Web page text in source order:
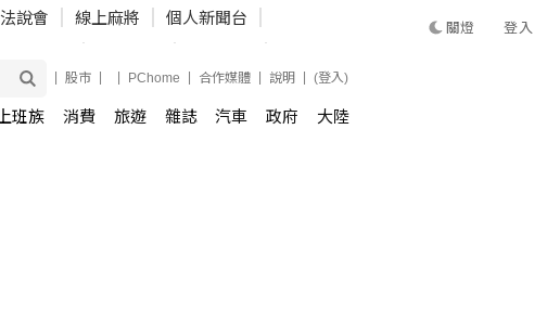
股市 PChome 合作媒體 說明 (登入)
上班族 消費 旅遊 雜誌 汽車 政府 大陸